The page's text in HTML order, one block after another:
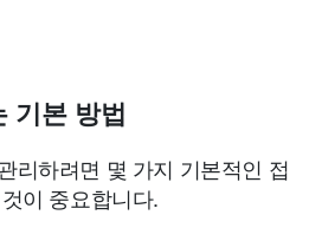
기본 방법
리하려면 몇 가지 기본적인 접
이 중요합니다.